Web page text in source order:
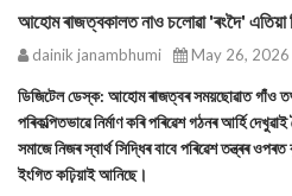
আহোম ৰাজত্বকালত নাও চলোৱা 'ৰংদৈ'
dainik janambhumi May 26, 2026
ডিজিটেল ডেস্ক: আহোম ৰাজত্বৰ সময়ছোৱাত গাঁও
পৰিকল্পিতভাৱে নিৰ্মাণ কৰি পৰিৱেশ গঠনৰ আৰ্হি
সমাজে নিজৰ স্বাৰ্থ সিদ্ধিৰ বাবে পৰিৱেশ তন্ত্ৰৰ
ইংগিত কঢ়িয়াই আনিছে।